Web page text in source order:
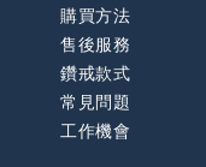
購買方法
售後服務
鑽戒款式
常見問題
工作機會